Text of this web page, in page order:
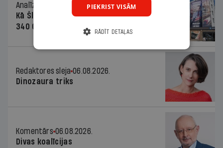
Analīze
Kā Šlesera partija palika nesodīta par
340 000 vērtu reklāmas kampaņu
Redaktores sleja 06.08.2026.
Dinozaura triks
Komentārs 06.08.2026.
Divas koalīcijas
PIEKRIST VISĀM
RĀDĪT DETAĻAS